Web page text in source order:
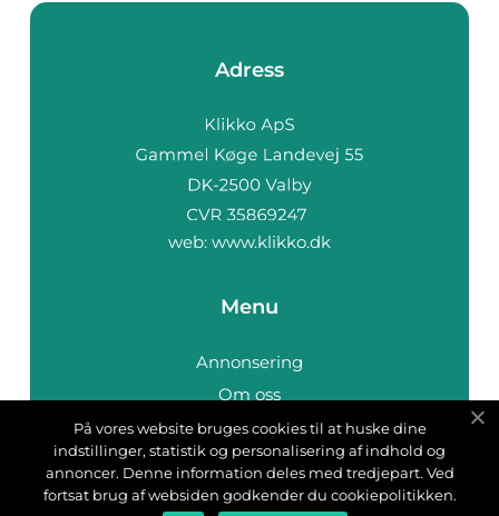
Adress
web: www.klikko.dk
Menu
Annonsering
Om oss
Cookies
Kontakta oss
Sitemap
På vores website bruges cookies til at huske dine
indstillinger, statistik og personalisering af indhold og
annoncer. Denne information deles med tredjepart. Ved
fortsat brug af websiden godkender du cookiepolitikken.